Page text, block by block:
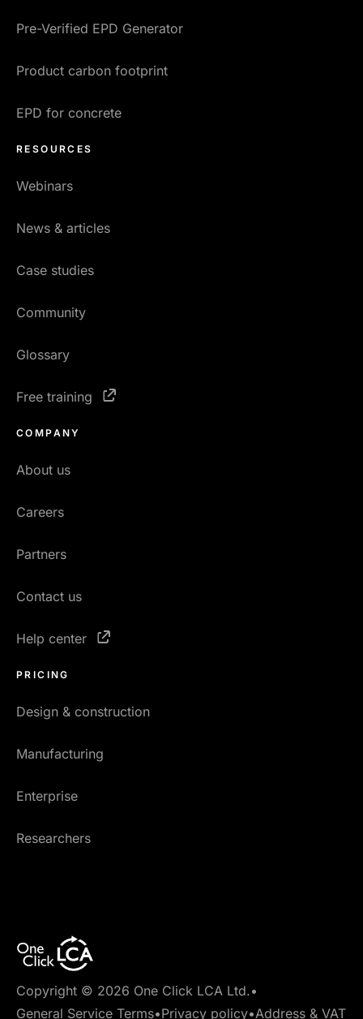
Pre-Verified EPD Generator
Product carbon footprint
EPD for concrete
RESOURCES
Webinars
News & articles
Case studies
Community
Glossary
Free training
COMPANY
About us
Careers
Partners
Contact us
Help center
PRICING
Design & construction
Manufacturing
Enterprise
Researchers
Copyright © 2026 One Click LCA Ltd.•
General Service Terms•Privacy policy•Address & VAT